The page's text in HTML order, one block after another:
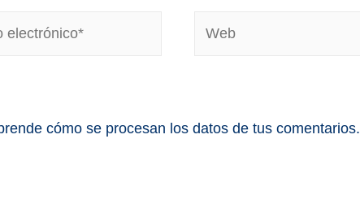
cómo se procesan los datos de tus comentarios.